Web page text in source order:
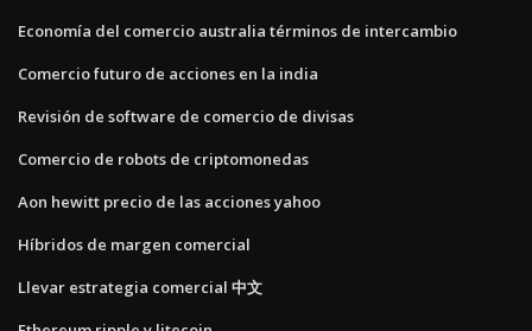
Economía del comercio australia términos de intercambio
Comercio futuro de acciones en la india
Revisión de software de comercio de divisas
Comercio de robots de criptomonedas
Aon hewitt precio de las acciones yahoo
Híbridos de margen comercial
Llevar estrategia comercial 中文